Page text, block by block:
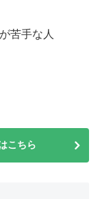
苦手な人
こちら